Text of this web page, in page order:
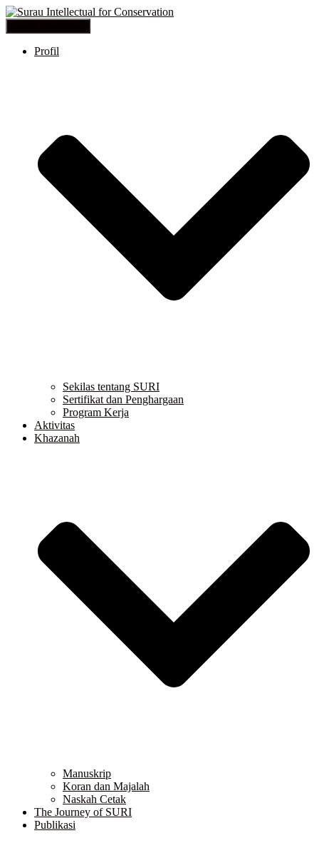
Profil
Sekilas tentang SURI
Sertifikat dan Penghargaan
Program Kerja
Aktivitas
Khazanah
Manuskrip
Koran dan Majalah
Naskah Cetak
The Journey of SURI
Publikasi